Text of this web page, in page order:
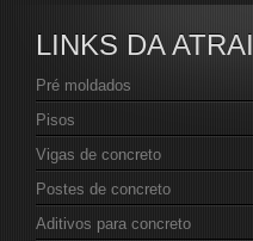
LINKS DA ATRAI
Pré moldados
Pisos
Vigas de concreto
Postes de concreto
Aditivos para concreto